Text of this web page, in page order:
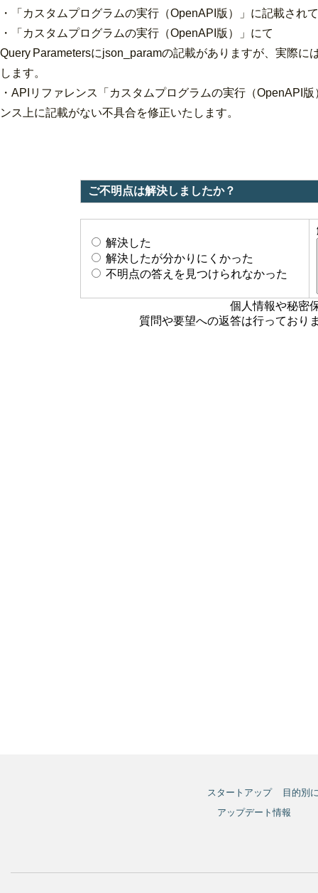
・「カスタムプログラムの実行（OpenAPI版）」に記載さ
・「カスタムプログラムの実行（OpenAPI版）」にて
Query Parametersにjson_paramの記載がありますが、実際
します。
・ APIリファレンス「カスタムプログラムの実行（OpenAPI
ンス上に記載がない不具合を修正いたします。
スタートアップ
目的別
アップデート情報